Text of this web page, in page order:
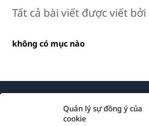
Quản lý sự đồng ý của
cookie
Tất cả bài viết được viết
không có mục nào